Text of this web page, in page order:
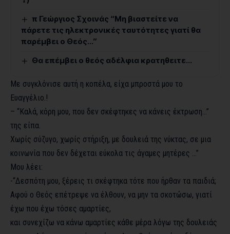
π Γεώργιος Σχοινάς “Μη βιαστείτε να
πάρετε τις ηλεκτρονικές ταυτότητες γιατί θα
παρέμβει ο Θεός…”
Θα επέμβει ο θεός αδέλφια κρατηθειτε…
Με συγκλόνισε αυτή η κοπέλα, είχα μπροστά μου το
Ευαγγέλιο.!
– “Καλά, κόρη μου, που δεν σκέφτηκες να κάνεις έκτρωση…”
της είπα.
Χωρίς σύζυγο, χωρίς στήριξη, με δουλειά της νύκτας, σε μια
κοινωνία που δεν δέχεται εύκολα τις άγαμες μητέρες …”
Μου λέει:
-“Δεσπότη μου, ξέρεις τι σκέφτηκα τότε που ήρθαν τα παιδιά;
Αφού ο Θεός επέτρεψε να έλθουν, να μην τα σκοτώσω, γιατί
έχω που έχω τόσες αμαρτίες,
και συνεχίζω να κάνω αμαρτίες κάθε μέρα λόγω της δουλειάς